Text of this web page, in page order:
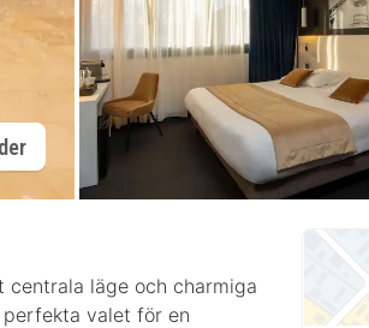
centrala läge och charmiga
valet för en